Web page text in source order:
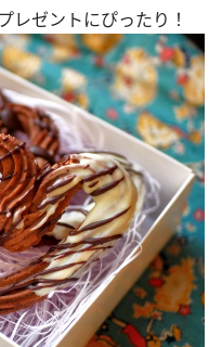
レゼントにぴったり！